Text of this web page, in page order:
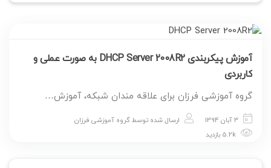
آموزش پیکربندی DHCP Server 2008R2 به صورت عملی و
کاربردی
گروه آموزشی فرزان برای علاقه مندان شبکه، آموزش…
3 آبان 1394 ارسال شده توسطگروه آموزشی فرزان